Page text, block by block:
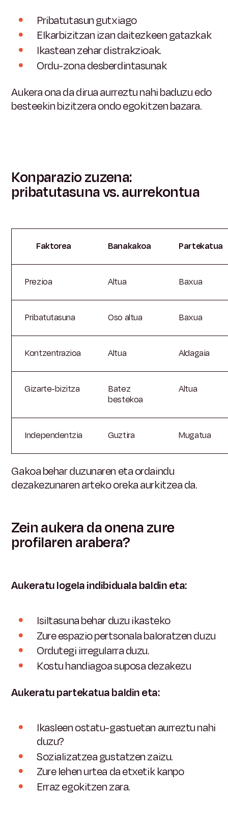
Pribatutasun gutxiago
Elkarbizitzan izan daitezkeen gatazkak
Ikastean zehar distrakzioak.
Ordu-zona desberdintasunak
Aukera ona da dirua aurreztu nahi baduzu edo
besteekin bizitzera ondo egokitzen bazara.
Konparazio zuzena:
pribatutasuna vs. aurrekontua
Faktorea Banakakoa Partekatua
Prezioa Altua Baxua
Pribatutasuna Oso altua Baxua
Kontzentrazioa Altua Aldagaia
Gizarte-bizitza
Batez
bestekoa
Altua
Independentzia Guztira Mugatua
Gakoa behar duzunaren eta ordaindu
dezakezunaren arteko oreka aurkitzea da.
Zein aukera da onena zure
profilaren arabera?
Aukeratu logela indibiduala baldin eta:
Isiltasuna behar duzu ikasteko
Zure espazio pertsonala baloratzen duzu
Ordutegi irregularra duzu.
Kostu handiagoa suposa dezakezu
Aukeratu partekatua baldin eta:
Ikasleen ostatu-gastuetan aurreztu nahi
duzu?
Sozializatzea gustatzen zaizu.
Zure lehen urtea da etxetik kanpo
Erraz egokitzen zara.